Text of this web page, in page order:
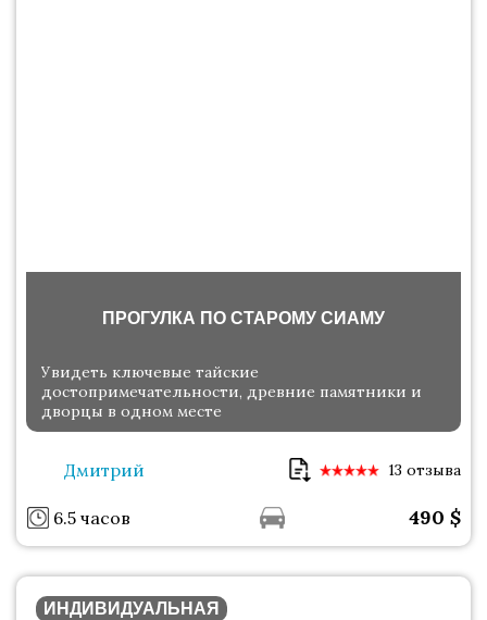
ПРОГУЛКА ПО СТАРОМУ СИАМУ
Увидеть ключевые тайские
достопримечательности, древние памятники и
дворцы в одном месте
Дмитрий 13 отзыва
6.5 часов 490 $
ИНДИВИДУАЛЬНАЯ